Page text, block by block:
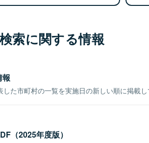
索に関する情報
報
た市町村の一覧を実施日の新しい順に掲載し
（2025年度版）